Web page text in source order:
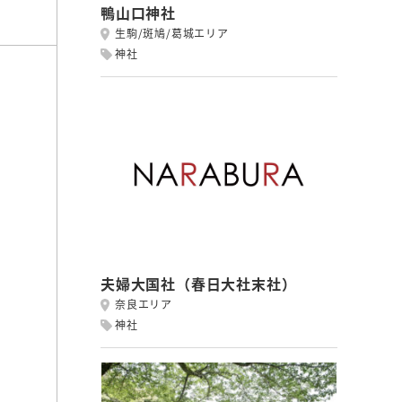
鴨山口神社
生駒/斑鳩/葛城エリア
神社
夫婦大国社（春日大社末社）
奈良エリア
神社